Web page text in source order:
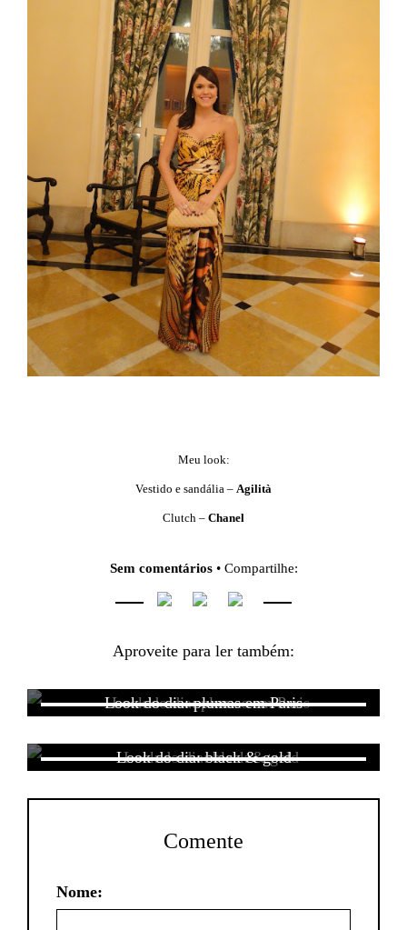
Meu look:
Vestido e sandália – Agilità
Clutch – Chanel
Sem comentários• Compartilhe:
Aproveite para ler também:
Look do dia: plumas em Paris
Look do dia: black & gold
Comente
Nome: